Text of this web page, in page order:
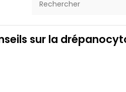
sur la